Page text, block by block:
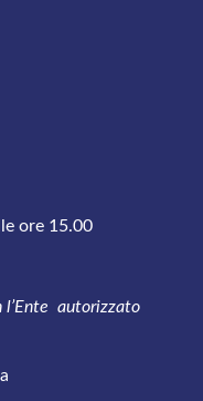
ore 15.00
Ente autorizzato